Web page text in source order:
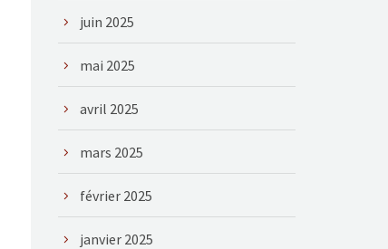
juin 2025
mai 2025
avril 2025
mars 2025
février 2025
janvier 2025